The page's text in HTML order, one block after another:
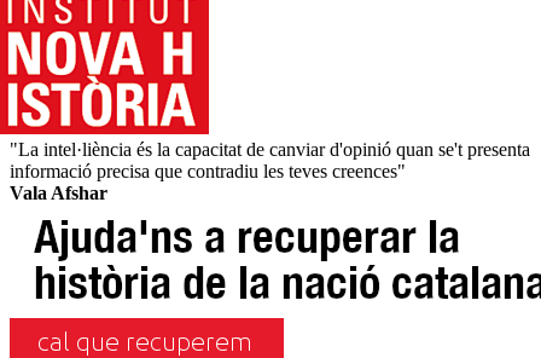
"La intel·liència és la capacitat de canviar d'opinió quan se't presenta
informació precisa que contradiu les teves creences"
Vala Afshar